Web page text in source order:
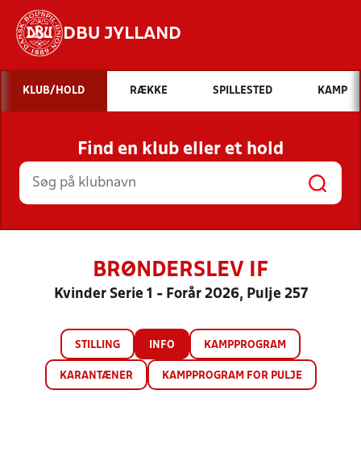
DBU JYLLAND
Hvad vil du søge efter?
INDHOLD OG NYHEDER
STILLINGER, RESULTATER, KLUBBER OG
HOLD
KLUB/HOLD RÆKKE SPILLESTED KAMP
Find en klub eller et hold
BRØNDERSLEV IF
Kvinder Serie 1 - Forår 2026, Pulje 257
STILLING INFO KAMPPROGRAM
KARANTÆNER KAMPPROGRAM FOR PULJE